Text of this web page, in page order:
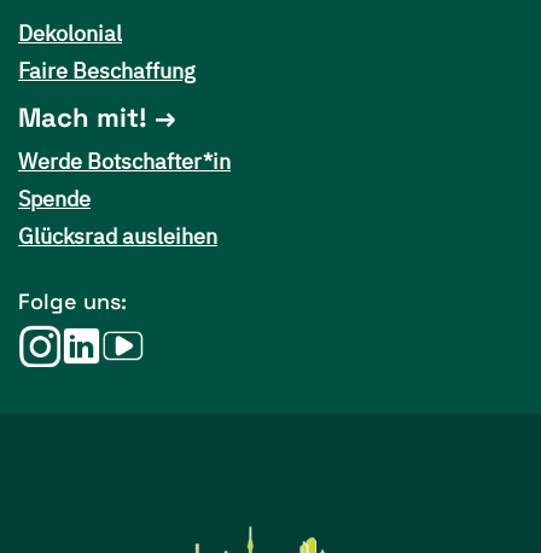
Dekolonial
Faire Beschaffung
Mach mit!
Werde Botschafter*in
Spende
Glücksrad ausleihen
Folge uns: